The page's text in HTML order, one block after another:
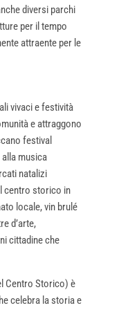
diversi parchi
per il tempo
attraente per le
vivaci e festività
e attraggono
festival
musica
natalizi
centro storico in
locale, vin brulé
d’arte,
cittadine che
Centro Storico) è
celebra la storia e